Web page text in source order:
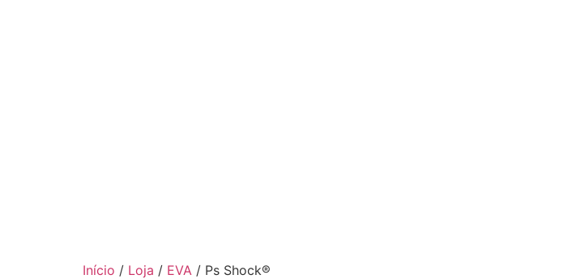
Início / Loja / EVA / Ps Shock®